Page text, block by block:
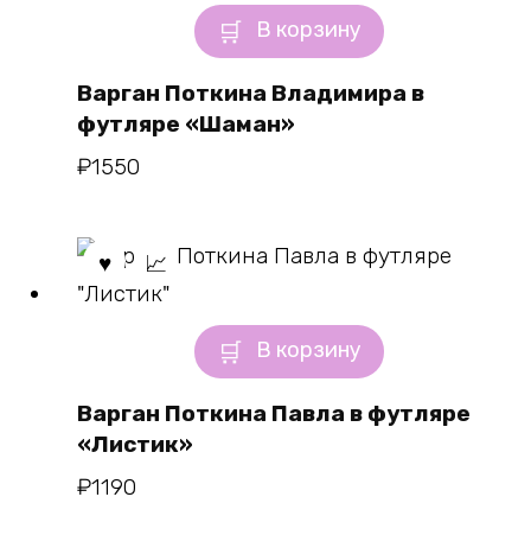
В корзину
Варган Поткина Владимира в
футляре «Шаман»
₽1550
В корзину
Варган Поткина Павла в футляре
«Листик»
₽1190